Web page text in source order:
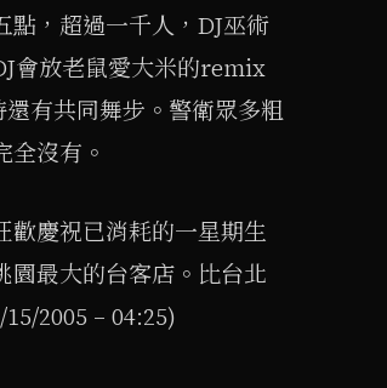
，超過一千人，DJ巫術
會放老鼠愛大米的remix
有共同舞步。警衛眾多粗
沒有。
歡慶祝已消耗的一星期生
園最大的台客店。比台北
2005 – 04:25)